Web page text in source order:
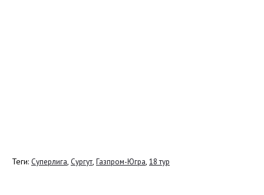
Теги: Суперлига, Сургут, Газпром-Югра, 18 тур